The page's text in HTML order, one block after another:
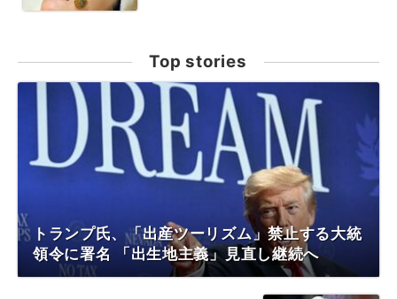
Top stories
トランプ氏、「出産ツーリズム」禁止する大統
領令に署名 「出生地主義」見直し継続へ